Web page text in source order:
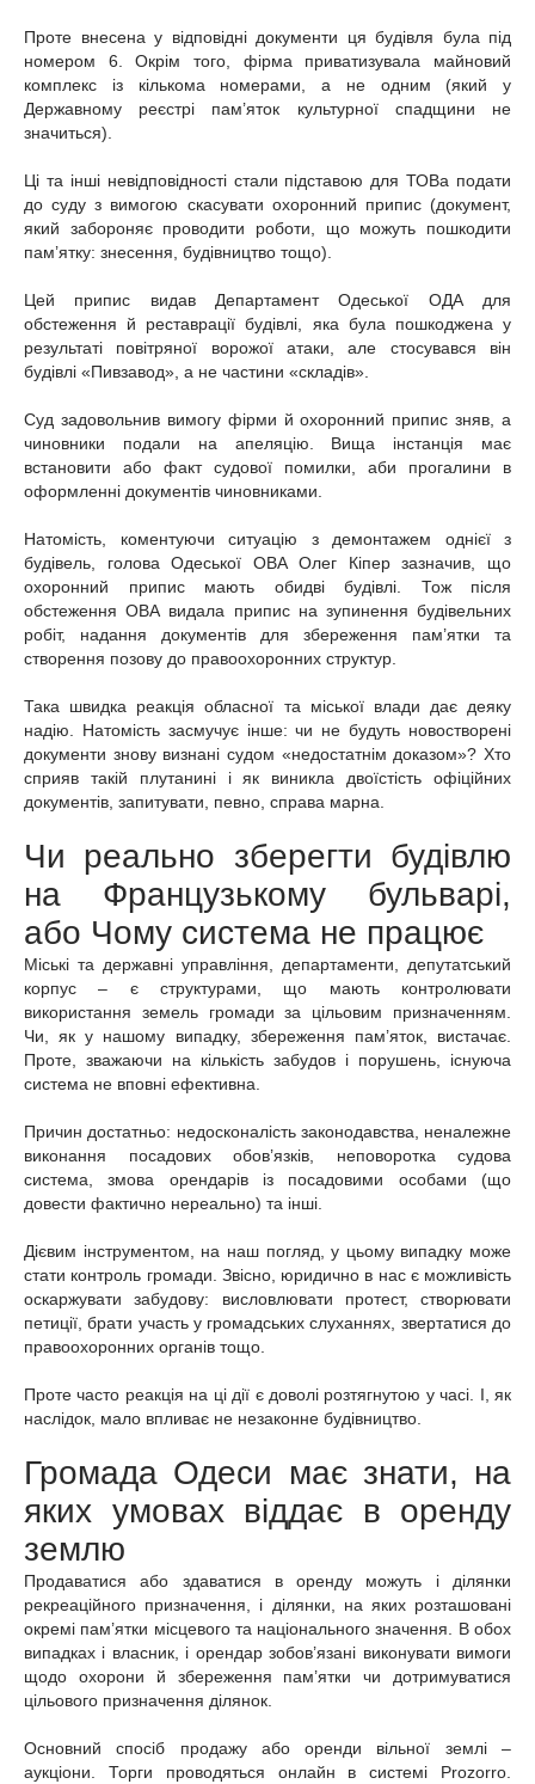
Проте внесена у відповідні документи ця будівля була під
номером 6. Окрім того, фірма приватизувала майновий
комплекс із кількома номерами, а не одним (який у
Державному реєстрі пам’яток культурної спадщини не
значиться).
Ці та інші невідповідності стали підставою для ТОВа подати
до суду з вимогою скасувати охоронний припис (документ,
який забороняє проводити роботи, що можуть пошкодити
пам’ятку: знесення, будівництво тощо).
Цей припис видав Департамент Одеської ОДА для
обстеження й реставрації будівлі, яка була пошкоджена у
результаті повітряної ворожої атаки, але стосувався він
будівлі «Пивзавод», а не частини «складів».
Суд задовольнив вимогу фірми й охоронний припис зняв, а
чиновники подали на апеляцію. Вища інстанція має
встановити або факт судової помилки, аби прогалини в
оформленні документів чиновниками.
Натомість, коментуючи ситуацію з демонтажем однієї з
будівель, голова Одеської ОВА Олег Кіпер зазначив, що
охоронний припис мають обидві будівлі. Тож після
обстеження ОВА видала припис на зупинення будівельних
робіт, надання документів для збереження пам’ятки та
створення позову до правоохоронних структур.
Така швидка реакція обласної та міської влади дає деяку
надію. Натомість засмучує інше: чи не будуть новостворені
документи знову визнані судом «недостатнім доказом»? Хто
сприяв такій плутанині і як виникла двоїстість офіційних
документів, запитувати, певно, справа марна.
Чи реально зберегти будівлю
на Французькому бульварі,
або Чому система не працює
Міські та державні управління, департаменти, депутатський
корпус – є структурами, що мають контролювати
використання земель громади за цільовим призначенням.
Чи, як у нашому випадку, збереження пам’яток, вистачає.
Проте, зважаючи на кількість забудов і порушень, існуюча
система не вповні ефективна.
Причин достатньо: недосконалість законодавства, неналежне
виконання посадових обов’язків, неповоротка судова
система, змова орендарів із посадовими особами (що
довести фактично нереально) та інші.
Дієвим інструментом, на наш погляд, у цьому випадку може
стати контроль громади. Звісно, юридично в нас є можливість
оскаржувати забудову: висловлювати протест, створювати
петиції, брати участь у громадських слуханнях, звертатися до
правоохоронних органів тощо.
Проте часто реакція на ці дії є доволі розтягнутою у часі. І, як
наслідок, мало впливає не незаконне будівництво.
Громада Одеси має знати, на
яких умовах віддає в оренду
землю
Продаватися або здаватися в оренду можуть і ділянки
рекреаційного призначення, і ділянки, на яких розташовані
окремі пам’ятки місцевого та національного значення. В обох
випадках і власник, і орендар зобов’язані виконувати вимоги
щодо охорони й збереження пам’ятки чи дотримуватися
цільового призначення ділянок.
Основний спосіб продажу або оренди вільної землі –
аукціони. Торги проводяться онлайн в системі Prozorro.